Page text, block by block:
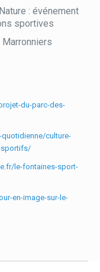
: événement
sportives
Marronniers
du-parc-des-
culture-
sportifs/
le-fontaines-sport-
en-image-sur-le-